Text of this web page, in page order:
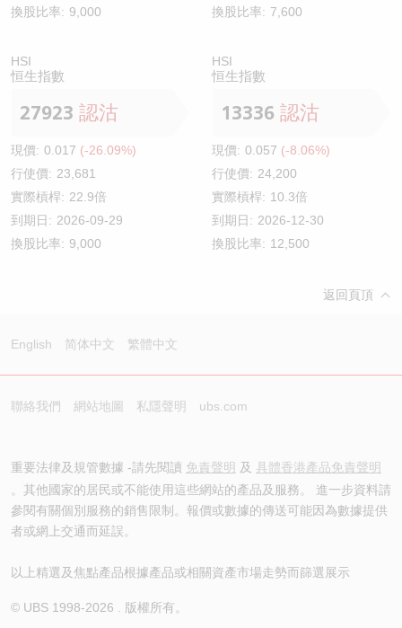
換股比率: 9,000
換股比率: 7,600
HSI
恒生指數
27923 認沽
現價: 0.017 (-26.09%)
行使價: 23,681
實際槓桿: 22.9倍
到期日: 2026-09-29
換股比率: 9,000
HSI
恒生指數
13336 認沽
現價: 0.057 (-8.06%)
行使價: 24,200
實際槓桿: 10.3倍
到期日: 2026-12-30
換股比率: 12,500
返回頁頂
English 简体中文 繁體中文
聯絡我們 網站地圖 私隱聲明 ubs.com
重要法律及規管數據 -請先閱讀 免責聲明 及 具體香港產品免責聲明
。其他國家的居民或不能使用這些網站的產品及服務。 進一步資料請
參閱有關個別服務的銷售限制。報價或數據的傳送可能因為數據提供
者或網上交通而延誤。
以上精選及焦點產品根據產品或相關資產市場走勢而篩選展示
© UBS 1998-2026 . 版權所有。